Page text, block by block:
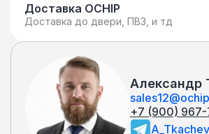
Доставка OCHIP
Доставка до двери, ПВЗ, и тд
Александр
+7 (900)